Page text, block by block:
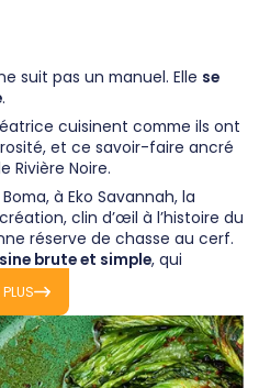
suit pas un manuel. Elle se
.
cuisinent comme ils ont
et ce savoir-faire ancré
Rivière Noire.
Boma, à Eko Savannah, la
clin d’œil à l’histoire du
réserve de chasse au cerf.
brute et simple, qui
de la région.
et sesvillas à louer à l'île
passionnées,
à travers chaque bouchée.
PLUS